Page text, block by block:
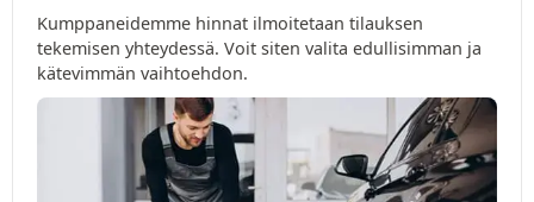
Kumppaneidemme hinnat ilmoitetaan tilauksen
tekemisen yhteydessä. Voit siten valita edullisimman ja
kätevimmän vaihtoehdon.